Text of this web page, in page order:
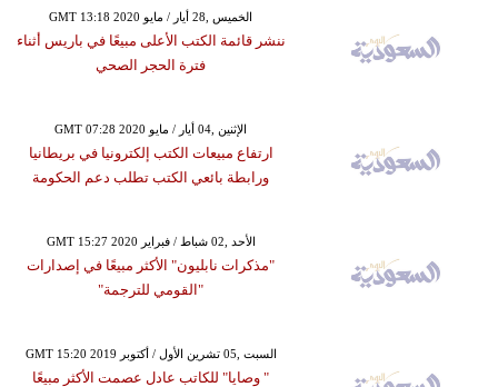
GMT 13:18 2020 الخميس ,28 أيار / مايو
ننشر قائمة الكتب الأعلى مبيعًا في باريس أثناء
فترة الحجر الصحي
GMT 07:28 2020 الإثنين ,04 أيار / مايو
ارتفاع مبيعات الكتب إلكترونيا في بريطانيا
ورابطة بائعي الكتب تطلب دعم الحكومة
GMT 15:27 2020 الأحد ,02 شباط / فبراير
"مذكرات نابليون" الأكثر مبيعًا في إصدارات
"القومي للترجمة"
GMT 15:20 2019 السبت ,05 تشرين الأول / أكتوبر
" وصايا" للكاتب عادل عصمت الأكثر مبيعًا